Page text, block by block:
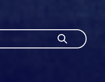
Szukaj